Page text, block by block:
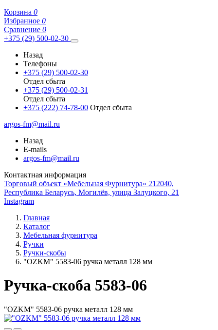
Корзина 0
Избранное 0
Сравнение 0
+375 (29) 500-02-30
Назад
Телефоны
+375 (29) 500-02-30
Отдел сбыта
+375 (29) 500-02-31
Отдел сбыта
+375 (222) 74-78-00 Отдел сбыта
argos-fm@mail.ru
Назад
E-mails
argos-fm@mail.ru
Контактная информация
Торговый объект «Мебельная Фурнитура» 212040,
Республика Беларусь, Могилёв, улица Залуцкого, 21
Instagram
Главная
Каталог
Мебельная фурнитура
Ручки
Ручки-скобы
"OZKM" 5583-06 ручка металл 128 мм
Ручка-скоба 5583-06
"OZKM" 5583-06 ручка металл 128 мм